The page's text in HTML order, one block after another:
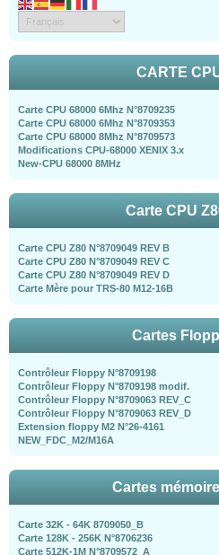
CARTE
Carte CPU 68000 6Mhz N°8709235
Carte CPU 68000 6Mhz N°8709353
Carte CPU 68000 8Mhz N°8709573
Modifications CPU-68000 XENIX 3.x
New-CPU 68000 8MHz
Carte CPU
Carte CPU Z80 N°8709049 REV B
Carte CPU Z80 N°8709049 REV C
Carte CPU Z80 N°8709049 REV D
Carte Mère pour TRS-80 M12-16B
Cartes
Contrôleur Floppy N°8709198
Contrôleur Floppy N°8709198 modif.
Contrôleur Floppy N°8709063 REV_C
Contrôleur Floppy N°8709063 REV_D
Extension floppy M2 N°26-4161
NEW_FDC_M2/M16A
Cartes
Carte 32K - 64K 8709050_B
Carte 128K - 256K N°8706236
Carte 512K-1M N°8709572_A